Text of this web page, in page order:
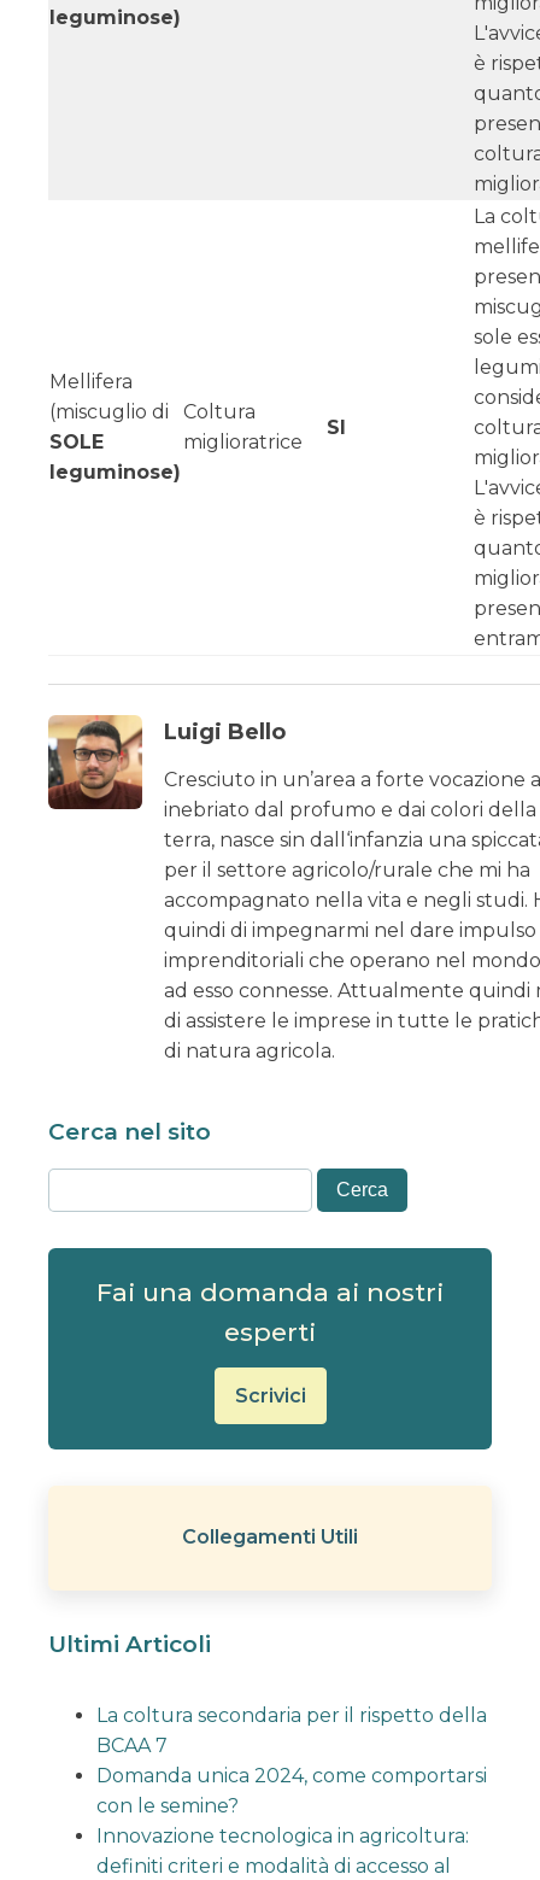
leguminose)
è
Mellifera
(miscuglio di
SOLE
leguminose)
Coltura
miglioratrice
SI
La
sole
è
Luigi Bello
Cresciuto in un’area a forte vocazione
inebriato dal profumo e dai colori
terra, nasce sin dall‘infanzia una
per il settore agricolo/rurale che mi ha
accompagnato nella vita e negli studi.
quindi di impegnarmi nel dare
imprenditoriali che operano nel
ad esso connesse. Attualmente quindi
di assistere le imprese in tutte le
di natura agricola.
Cerca nel sito
Fai una domanda ai nostri
esperti
Scrivici
Collegamenti Utili
Ultimi Articoli
La coltura secondaria per il rispetto della
BCAA 7
Domanda unica 2024, come comportarsi
con le semine?
Innovazione tecnologica in agricoltura:
definiti criteri e modalità di accesso al